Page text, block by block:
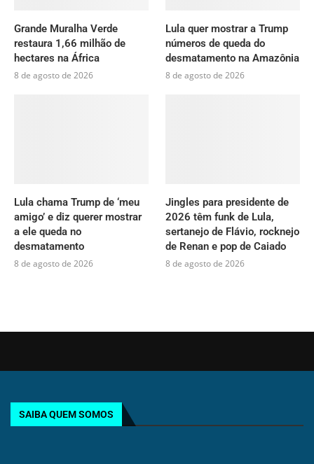
Grande Muralha Verde
restaura 1,66 milhão de
hectares na África
8 de agosto de 2026
Lula quer mostrar a Trump
números de queda do
desmatamento na Amazônia
8 de agosto de 2026
Lula chama Trump de ‘meu
amigo’ e diz querer mostrar
a ele queda no
desmatamento
8 de agosto de 2026
Jingles para presidente de
2026 têm funk de Lula,
sertanejo de Flávio, rocknejo
de Renan e pop de Caiado
8 de agosto de 2026
SAIBA QUEM SOMOS